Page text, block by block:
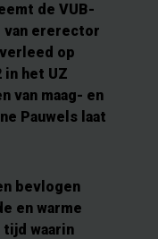
de VUB-
van ererector
op
in het UZ
van maag- en
Pauwels laat
bevlogen
en warme
waarin